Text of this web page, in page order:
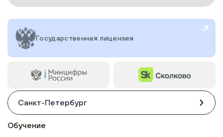
Государственная лицензия
Санкт-Петербург
Обучение